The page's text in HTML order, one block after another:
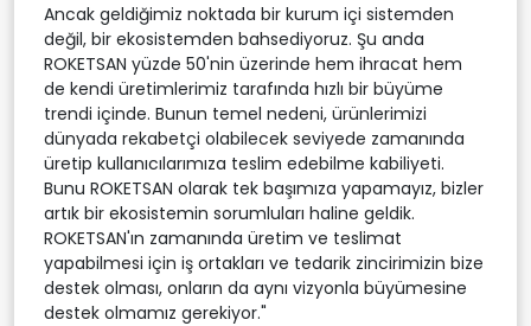
Ancak geldiğimiz noktada bir kurum içi sistemden
değil, bir ekosistemden bahsediyoruz. Şu anda
ROKETSAN yüzde 50'nin üzerinde hem ihracat hem
de kendi üretimlerimiz tarafında hızlı bir büyüme
trendi içinde. Bunun temel nedeni, ürünlerimizi
dünyada rekabetçi olabilecek seviyede zamanında
üretip kullanıcılarımıza teslim edebilme kabiliyeti.
Bunu ROKETSAN olarak tek başımıza yapamayız, bizler
artık bir ekosistemin sorumluları haline geldik.
ROKETSAN'ın zamanında üretim ve teslimat
yapabilmesi için iş ortakları ve tedarik zincirimizin bize
destek olması, onların da aynı vizyonla büyümesine
destek olmamız gerekiyor."